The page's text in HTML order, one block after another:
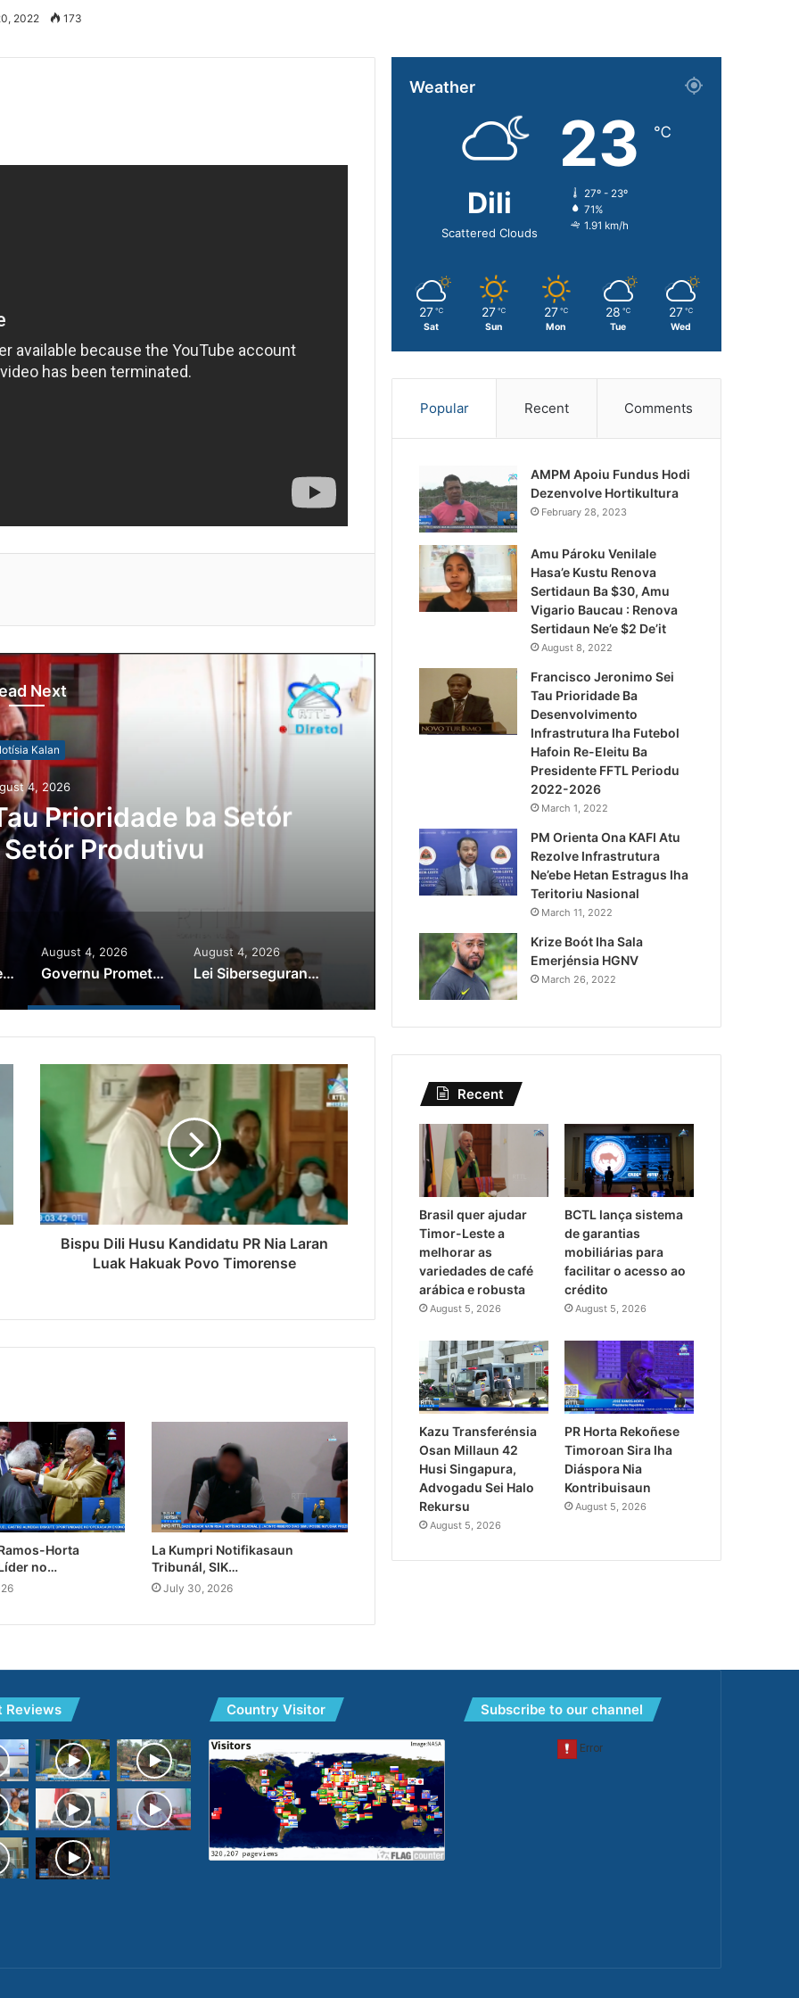
2022 173
Next
Siberseguransa Ajuda Autoridade Polisiál
Kaptura Autór Kriminozu ho Paradeiru Iha
Estranjeiru
PR Horta Rekoñese Timoroan Sira Iha Diáspora Nia Kontribuisaun
August 4, 2026
Governu Promete Tau Prioridade ba Setór Minerais no Setór Produtivu
August 4, 2026
Lei Siberseguransa Ajuda Autoridade Polisiál Kaptura Autór Kriminozu ho Paradeiru Iha Estranjeiru
Bispu Dili Husu Kandidatu PR Nia Laran
Luak Hakuak Povo Timorense
Horta
no…
La Kumpri Notifikasaun
Tribunál, SIK…
July 30, 2026
Weather
Dili
Scattered Clouds
23 ℃
27º - 23º
71%
1.91 km/h
27 ℃
Sat
27 ℃
Sun
27 ℃
Mon
28 ℃
Tue
27 ℃
Wed
Popular Recent Comments
AMPM Apoiu Fundus Hodi
Dezenvolve Hortikultura
February 28, 2023
Amu Pároku Venilale
Hasa’e Kustu Renova
Sertidaun Ba $30, Amu
Vigario Baucau : Renova
Sertidaun Ne’e $2 De’it
August 8, 2022
Francisco Jeronimo Sei
Tau Prioridade Ba
Desenvolvimento
Infrastrutura Iha Futebol
Hafoin Re-Eleitu Ba
Presidente FFTL Periodu
2022-2026
March 1, 2022
PM Orienta Ona KAFI Atu
Rezolve Infrastrutura
Ne’ebe Hetan Estragus Iha
Teritoriu Nasional
March 11, 2022
Krize Boót Iha Sala
Emerjénsia HGNV
March 26, 2022
Recent
Brasil quer ajudar
Timor-Leste a
melhorar as
variedades de café
arábica e robusta
August 5, 2026
BCTL lança sistema
de garantias
mobiliárias para
facilitar o acesso ao
crédito
August 5, 2026
Kazu Transferénsia
Osan Millaun 42
Husi Singapura,
Advogadu Sei Halo
Rekursu
August 5, 2026
PR Horta Rekoñese
Timoroan Sira Iha
Diáspora Nia
Kontribuisaun
August 5, 2026
Reviews Country Visitor Subscribe to our channel